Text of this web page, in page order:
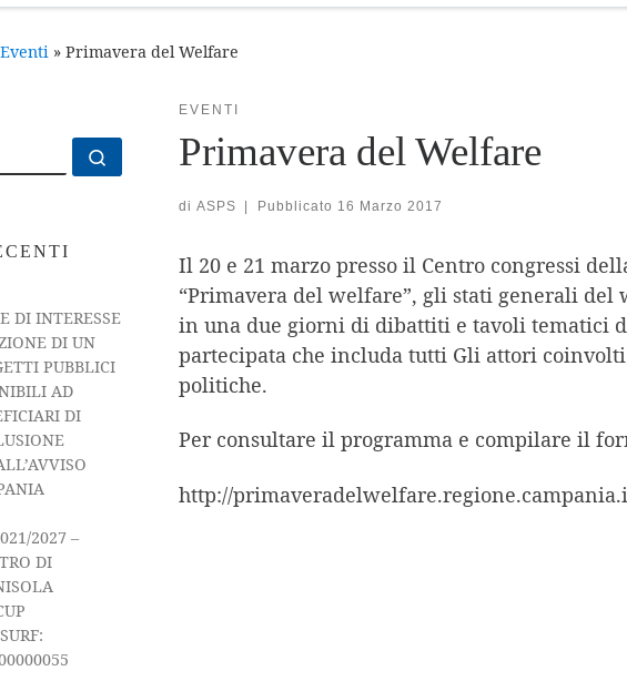
Eventi » Primavera del Welfare
EVENTI
Primavera del Welfare
di ASPS | Pubblicato 16 Marzo 2017
Il 20 e 21 marzo presso il Centro congressi
“Primavera del welfare”, gli stati generali
in una due giorni di dibattiti e tavoli tematici
partecipata che includa tutti Gli attori
politiche.
Per consultare il programma e compilare il
http://
DI INTERESSE
DI UN
PUBBLICI
AD
DI
2027 –
DI